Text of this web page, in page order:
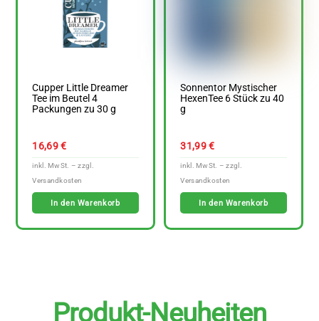
Cupper Little Dreamer
Tee im Beutel 4
Packungen zu 30 g
16,69€
In den Warenkorb
Sonnentor Mystischer
HexenTee 6 Stück zu 40
g
31,99€
In den Warenkorb
Produkt-Neuheiten